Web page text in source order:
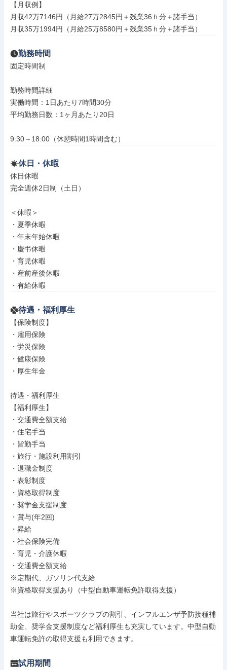
【月収例】
月収42万7146円（月給27万2845円＋残業36ｈ分＋諸手当）
月収35万1994円（月給25万8580円＋残業35ｈ分＋諸手当）
勤務時間
固定時間制
勤務時間詳細
実働時間：1日あたり7時間30分
平均勤務日数：1ヶ月あたり20日
9:30～18:00（休憩時間1時間含む）
休日・休暇
休日休暇
完全週休2日制（土日）
＜休暇＞
・夏季休暇
・年末年始休暇
・慶弔休暇
・育児休暇
・産前産後休暇
・有給休暇
待遇・福利厚生
【保険制度】
・雇用保険
・労災保険
・健康保険
・厚生年金
待遇・福利厚生
【福利厚生】
・交通費全額支給
・住宅手当
・皆勤手当
・旅行・施設利用割引
・退職金制度
・表彰制度
・資格取得制度
・奨学金支援制度
・賞与(年2回)
・昇給
・社会保険完備
・育児・介護休暇
・交通費全額支給
※定期代、ガソリン代支給
※資格取得支援あり（中型自動車運転免許取得支援）
当社は旅行やスポーツクラブの割引、インフルエンザ予防接種補
助金、奨学金支援制度など福利厚生も充実しています。中型自動
車運転免許の取得支援も利用できます。
試用期間